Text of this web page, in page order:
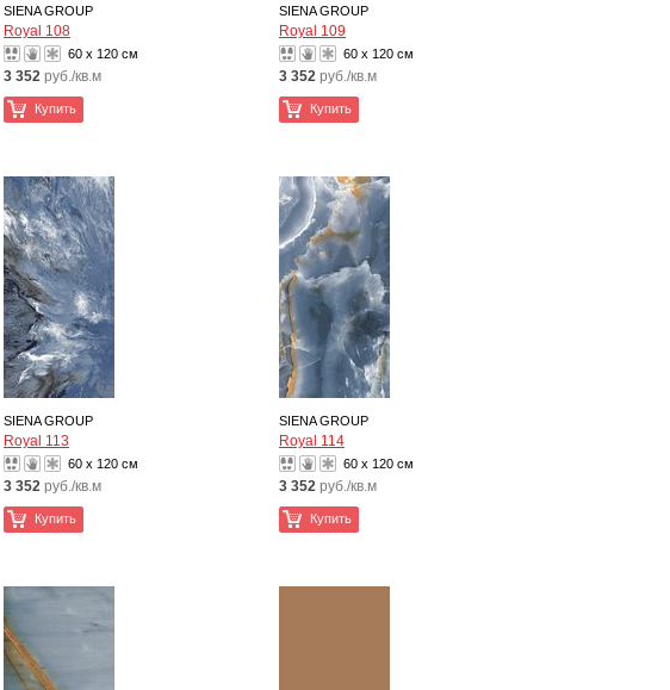
SIENA GROUP
Royal 108
60 x 120 см
3 352 руб./кв.м
Купить
SIENA GROUP
Royal 109
60 x 120 см
3 352 руб./кв.м
Купить
SIENA GROUP
Royal 113
60 x 120 см
3 352 руб./кв.м
Купить
SIENA GROUP
Royal 114
60 x 120 см
3 352 руб./кв.м
Купить